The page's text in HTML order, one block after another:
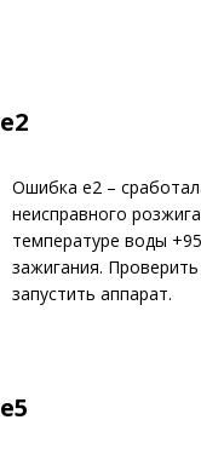
е2
Ошибка е2 –
неисправного
температуре воды
зажигания.
запустить аппарат.
е5